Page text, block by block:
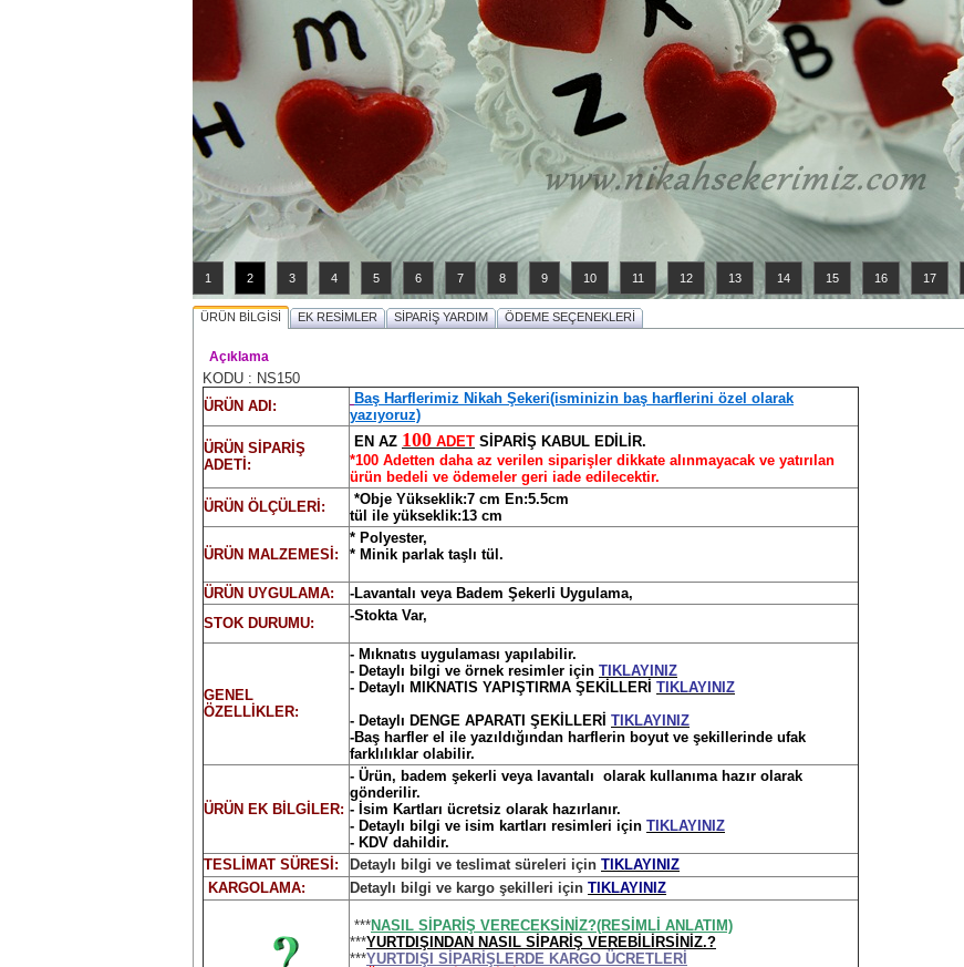
1 2 3 4 5 6 7 8 9 10 11 12 13 14 15 16 17
ÜRÜN BİLGİSİ EK RESİMLER SİPARİŞ YARDIM ÖDEME SEÇENEKLERİ
Açıklama
KODU : NS150
ÜRÜN ADI:
Baş Harflerimiz Nikah Şekeri(isminizin baş harflerini özel olarak
yazıyoruz)
ÜRÜN SİPARİŞ
ADETİ:
EN AZ 100 ADET SİPARİŞ KABUL EDİLİR.
*100 Adetten daha az verilen siparişler dikkate alınmayacak ve yatırılan
ürün bedeli ve ödemeler geri iade edilecektir.
ÜRÜN ÖLÇÜLERİ:
*Obje Yükseklik:7 cm En:5.5cm
tül ile yükseklik:13 cm
ÜRÜN MALZEMESİ:
* Polyester,
* Minik parlak taşlı tül.
ÜRÜN UYGULAMA:
-Lavantalı veya Badem Şekerli Uygulama,
STOK DURUMU:
-Stokta Var,
GENEL
ÖZELLİKLER:
- Mıknatıs uygulaması yapılabilir.
- Detaylı bilgi ve örnek resimler için TIKLAYINIZ
- Detaylı MIKNATIS YAPIŞTIRMA ŞEKİLLERİ TIKLAYINIZ
- Detaylı DENGE APARATI ŞEKİLLERİ TIKLAYINIZ
-Baş harfler el ile yazıldığından harflerin boyut ve şekillerinde ufak
farklılıklar olabilir.
ÜRÜN EK BİLGİLER:
- Ürün, badem şekerli veya lavantalı olarak kullanıma hazır olarak
gönderilir.
- İsim Kartları ücretsiz olarak hazırlanır.
- Detaylı bilgi ve isim kartları resimleri için TIKLAYINIZ
- KDV dahildir.
TESLİMAT SÜRESİ:
Detaylı bilgi ve teslimat süreleri için TIKLAYINIZ
KARGOLAMA:
Detaylı bilgi ve kargo şekilleri için TIKLAYINIZ
***NASIL SİPARİŞ VERECEKSİNİZ?(RESİMLİ ANLATIM)
***YURTDIŞINDAN NASIL SİPARİŞ VEREBİLİRSİNİZ.?
***YURTDIŞI SİPARİŞLERDE KARGO ÜCRETLERİ